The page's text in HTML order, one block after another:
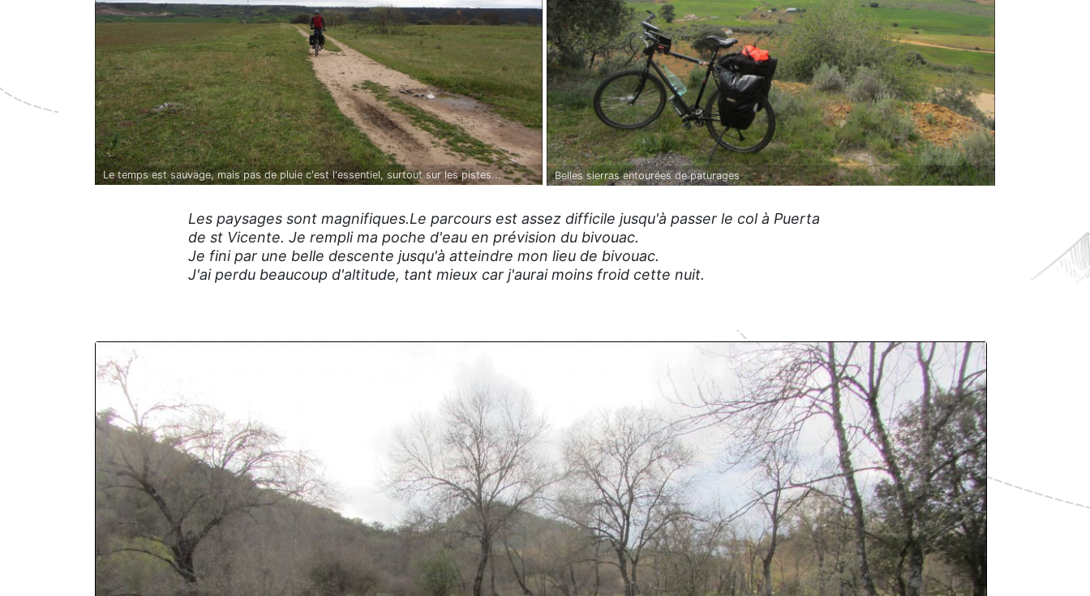
Le temps est sauvage, mais pas de pluie c'est l'essentiel, surtout sur les pistes... Belles sierras entourées de paturages
Les paysages sont magnifiques.Le parcours est assez difficile jusqu'à passer le col à Puerta
de st Vicente. Je rempli ma poche d'eau en prévision du bivouac.
Je fini par une belle descente jusqu'à atteindre mon lieu de bivouac.
J'ai perdu beaucoup d'altitude, tant mieux car j'aurai moins froid cette nuit.